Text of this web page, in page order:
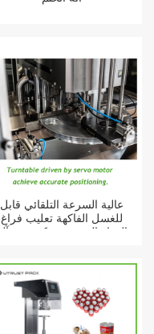
عالية السرعة التلقائي قابل
للغسل الفاكهة تعليب فراغ